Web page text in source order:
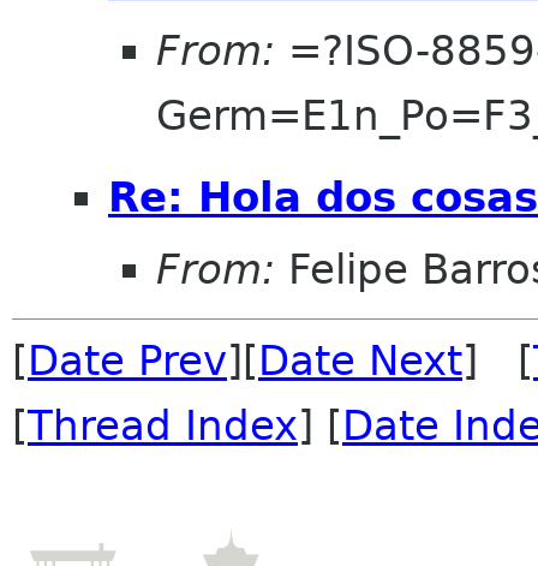
From: =?ISO-
Re: Hola dos
From: Felipe
[Date Prev][Date Next] [
[Thread Index] [Date